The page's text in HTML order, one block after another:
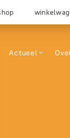
Actueel